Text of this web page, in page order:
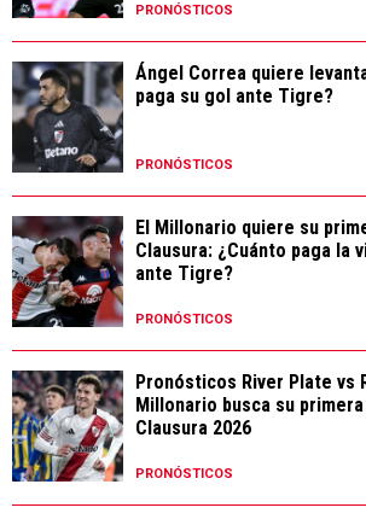
PRONÓSTICOS
Ángel Correa quiere
paga su gol ante Tigre?
PRONÓSTICOS
El Millonario quiere su
Clausura: ¿Cuánto paga la
ante Tigre?
PRONÓSTICOS
Pronósticos River Plate vs
Millonario busca su
Clausura 2026
PRONÓSTICOS